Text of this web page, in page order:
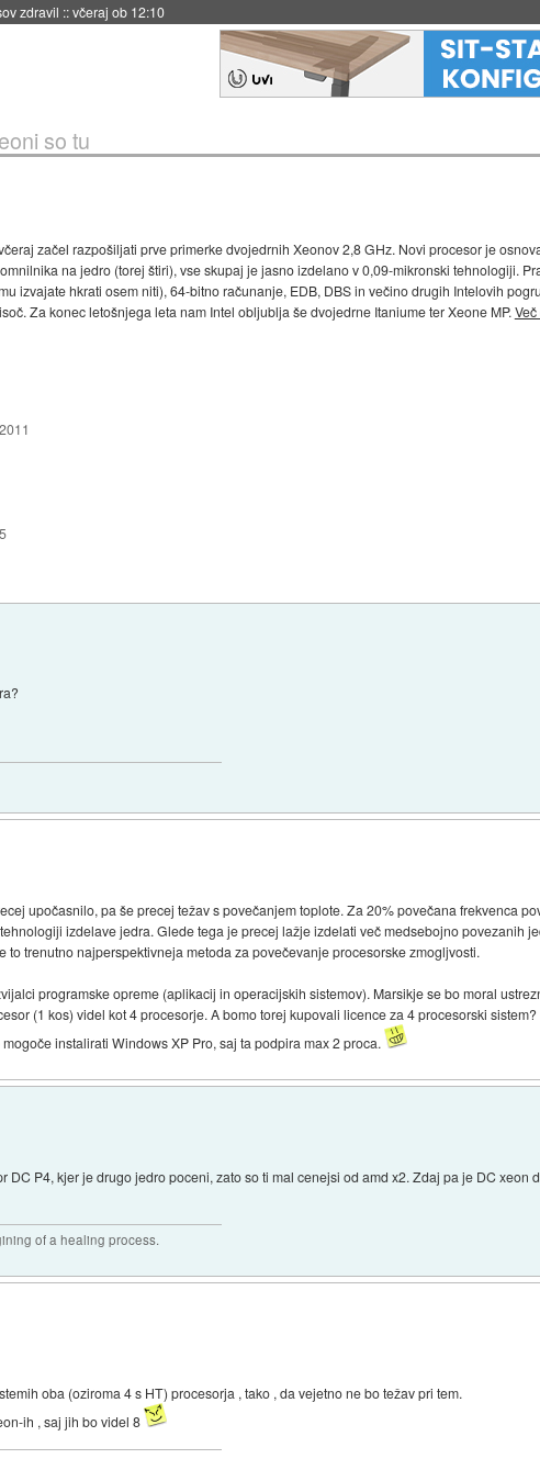
dve leti::včeraj ob 11:37
so tu
začel razpošiljati prve primerke dvojedrnih Xeonov 2,8 GHz. Novi procesor je
na jedro (torej štiri), vse skupaj je jasno izdelano v 0,09-mikronski tehnologiji.
izvajate hkrati osem niti), 64-bitno računanje, EDB, DBS in večino drugih Intelovih
Za konec letošnjega leta nam Intel obljublja še dvojedrne Itaniume ter Xeone MP. Več
upočasnilo, pa še precej težav s povečanjem toplote. Za 20% povečana frekvenca
izdelave jedra. Glede tega je precej lažje izdelati več medsebojno povezanih
to trenutno najperspektivneja metoda za povečevanje procesorske zmogljvosti.
programske opreme (aplikacij in operacijskih sistemov). Marsikje se bo moral
(1 kos) videl kot 4 procesorje. A bomo torej kupovali licence za 4 procesorski
instalirati Windows XP Pro, saj ta podpira max 2 proca.
P4, kjer je drugo jedro poceni, zato so ti mal cenejsi od amd x2. Zdaj pa je DC xeon
of a healing process.
oba (oziroma 4 s HT) procesorja , tako , da vejetno ne bo težav pri tem.
ih , saj jih bo videl 8